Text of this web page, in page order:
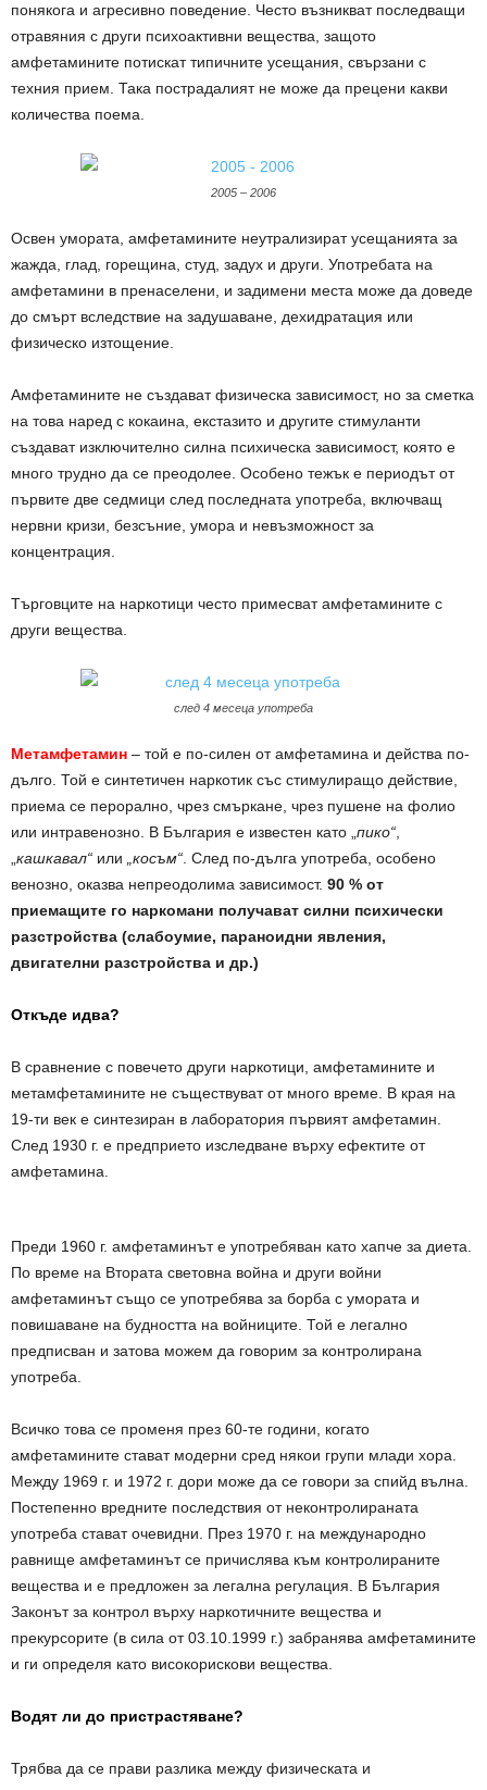
понякога и агресивно поведение. Често възникват последващи
отравяния с други психоактивни вещества, защото
амфетамините потискат типичните усещания, свързани с
техния прием. Така пострадалият не може да прецени какви
количества поема.
2005 – 2006
Освен умората, амфетамините неутрализират усещанията за
жажда, глад, горещина, студ, задух и други. Употребата на
амфетамини в пренаселени, и задимени места може да доведе
до смърт вследствие на задушаване, дехидратация или
физическо изтощение.
Амфетамините не създават физическа зависимост, но за сметка
на това наред с кокаина, екстазито и другите стимуланти
създават изключително силна психическа зависимост, която е
много трудно да се преодолее. Особено тежък е периодът от
първите две седмици след последната употреба, включващ
нервни кризи, безсъние, умора и невъзможност за
концентрация.
Търговците на наркотици често примесват амфетамините с
други вещества.
след 4 месеца употреба
Метамфетамин – той е по-силен от амфетамина и действа по-
дълго. Той е синтетичен наркотик със стимулиращо действие,
приема се перорално, чрез смъркане, чрез пушене на фолио
или интравенозно. В България е известен като „ пико“
кашкавал“ или „косъм“ . След по-дълга употреба, особено
венозно, оказва непреодолима зависимост. 90 % от
приемащите го наркомани получават силни психически
разстройства (слабоумие, параноидни явления,
двигателни разстройства и др.)
Откъде идва?
В сравнение с повечето други наркотици, амфетамините и
метамфетамините не съществуват от много време. В края на
19-ти век е синтезиран в лаборатория първият амфетамин.
След 1930 г. е предприето изследване върху ефектите от
амфетамина.
Преди 1960 г. амфетаминът е употребяван като хапче за диета.
По време на Втората световна война и други войни
амфетаминът също се употребява за борба с умората и
повишаване на будността на войниците. Той е легално
предписван и затова можем да говорим за контролирана
употреба.
Всичко това се променя през 60-те години, когато
амфетамините стават модерни сред някои групи млади хора.
Между 1969 г. и 1972 г. дори може да се говори за спийд вълна.
Постепенно вредните последствия от неконтролираната
употреба стават очевидни. През 1970 г. на международно
равнище амфетаминът се причислява към контролираните
вещества и е предложен за легална регулация. В България
Законът за контрол върху наркотичните вещества и
прекурсорите (в сила от 03.10.1999 г.) забранява амфетамините
и ги определя като високорискови вещества.
Водят ли до пристрастяване?
Трябва да се прави разлика между физическата и